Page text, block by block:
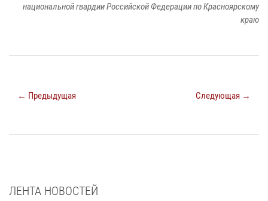
национальной гвардии Российской Федерации по Красноярскому
краю
← Предыдущая Следующая →
ЛЕНТА НОВОСТЕЙ